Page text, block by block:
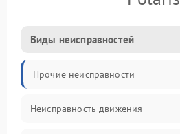
Виды неисправностей
Прочие неисправности
Неисправность движения